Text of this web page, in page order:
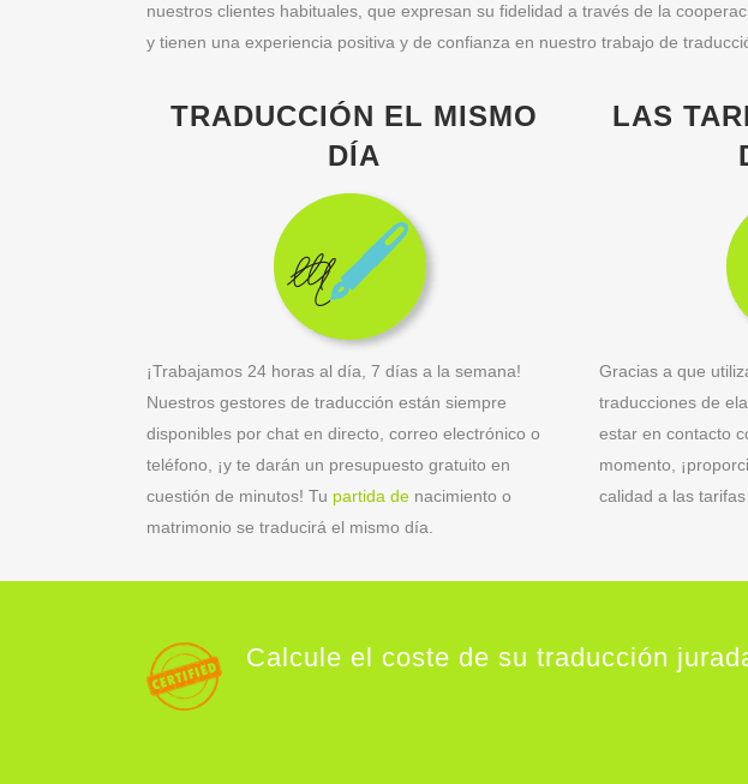
nuestros clientes habituales, que expresan su fidelidad a través de la
y tienen una experiencia positiva y de confianza en nuestro trabajo de
TRADUCCIÓN EL MISMO
DÍA
¡Trabajamos 24 horas al día, 7 días a la semana!
Nuestros gestores de traducción están siempre
disponibles por chat en directo, correo electrónico o
teléfono, ¡y te darán un presupuesto gratuito en
cuestión de minutos! Tu partida de nacimiento o
matrimonio se traducirá el mismo día.
LAS
Gracias a que
traducciones de
estar en contacto
momento,
calidad a las
Calcule el coste de su traducción